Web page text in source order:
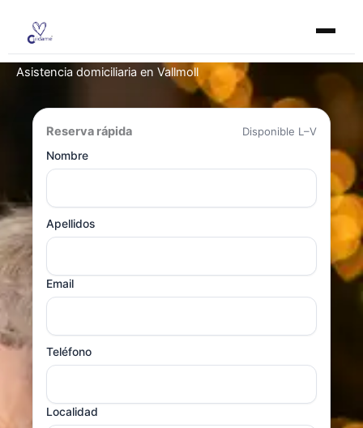
contenido
Asistencia domiciliaria en Vallmoll
Reserva rápida
Disponible L–V
Nombre
Apellidos
Email
Teléfono
Localidad